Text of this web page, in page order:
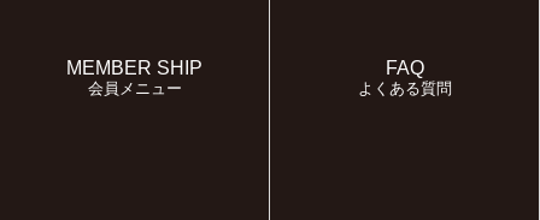
MEMBER SHIP
会員メニュー
FAQ
よくある質問